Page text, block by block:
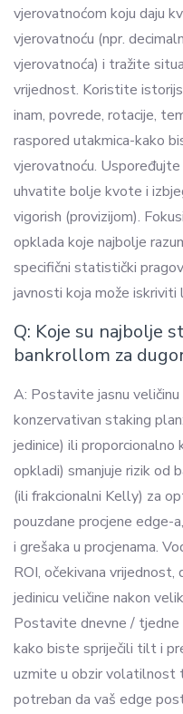
vjerovatnoćom koju daju
vjerovatnoću (npr.
vjerovatnoća) i tražite
vrijednost. Koristite
inam, povrede, rotacije,
raspored utakmica-kako
vjerovatnoću.
uhvatite bolje kvote i
vigorish (provizijom).
opklada koje najbolje
specifični statistički
javnosti koja može iskriviti
Q: Koje su najbolje
bankrollom za
A: Postavite jasnu
konzervativan staking
jedinice) ili
opkladi) smanjuje rizik od
(ili frakcionalni Kelly) za
pouzdane procjene edge-
i grešaka u procjenama.
ROI, očekivana
jedinicu veličine nakon
Postavite dnevne /
kako biste spriječili tilt i
uzmite u obzir volatilnost
potreban da vaš edge